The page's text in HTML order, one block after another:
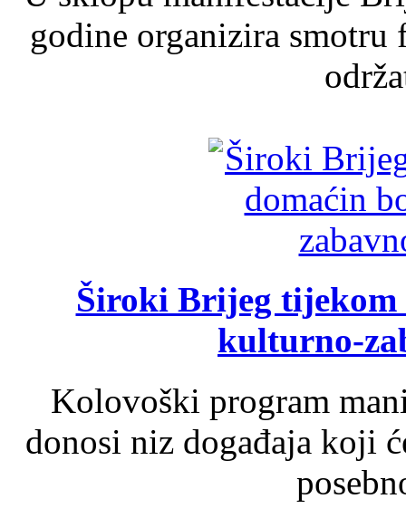
godine organizira
Široki Brijeg tijekom
kulturno-
Kolovoški program
donosi niz događaja koji